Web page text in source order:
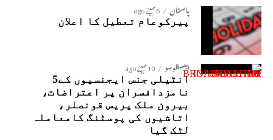
پاکستان 6 مہینے ago
پیرکوعام تعطیل کا اعلان
ایکسکلوسِو 10 مہینے ago
انٹیلی جنس ایجنسیوں کے5
نامزدافسران پر اعتراضات،
بیرون ملک پریس قونصلر،
اتاشیوں کی پوسٹنگ کامعاملہ
لٹک گیا